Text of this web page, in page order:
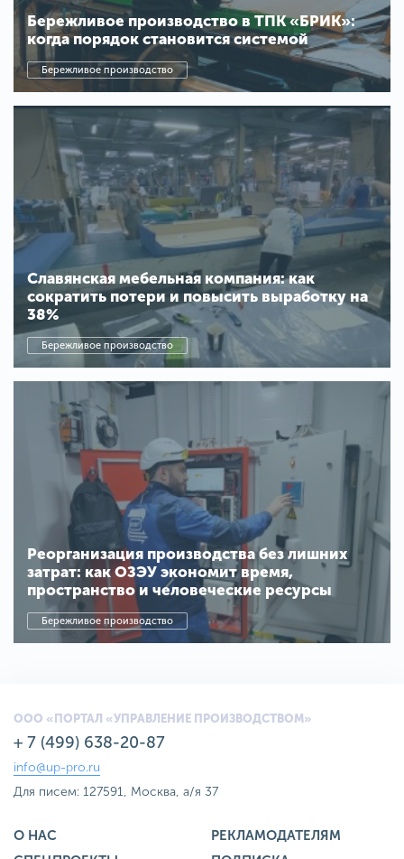
Бережливое производство в ТПК «БРИК»:
когда порядок становится системой
Бережливое производство
Славянская мебельная компания: как
сократить потери и повысить выработку на
38%
Бережливое производство
Реорганизация производства без лишних
затрат: как ОЗЭУ экономит время,
пространство и человеческие ресурсы
Бережливое производство
ООО «ПОРТАЛ «УПРАВЛЕНИЕ ПРОИЗВОДСТВОМ»
+ 7 (499) 638-20-87
info@up-pro.ru
Для писем: 127591, Москва, а/я 37
О НАС
РЕКЛАМОДАТЕЛЯМ